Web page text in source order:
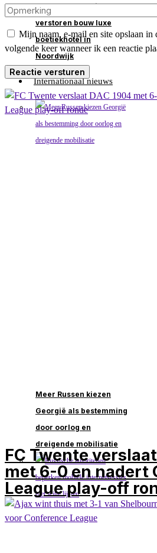
n en beslaglegging
verstoren bouw luxe
boetiekhotel in
Noordwijk
Internationaal nieuws
Meer Russen kiezen
Georgië als bestemming
door oorlog en
dreigende mobilisatie
Mijn naam, e-mail en site opslaan in
volgende keer wanneer ik een reactie
FC Twente
met 6-0 en nadert
League play-off